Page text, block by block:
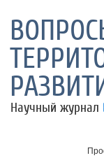
Научный журнал